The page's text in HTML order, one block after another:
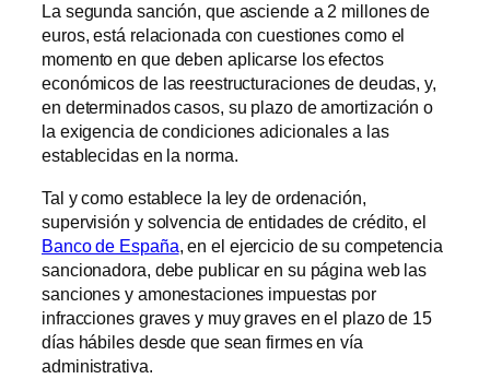
La segunda sanción, que asciende a 2 millones de
euros, está relacionada con cuestiones como el
momento en que deben aplicarse los efectos
económicos de las reestructuraciones de deudas, y,
en determinados casos, su plazo de amortización o
la exigencia de condiciones adicionales a las
establecidas en la norma.
Tal y como establece la ley de ordenación,
supervisión y solvencia de entidades de crédito, el
Banco de España, en el ejercicio de su competencia
sancionadora, debe publicar en su página web las
sanciones y amonestaciones impuestas por
infracciones graves y muy graves en el plazo de 15
días hábiles desde que sean firmes en vía
administrativa.